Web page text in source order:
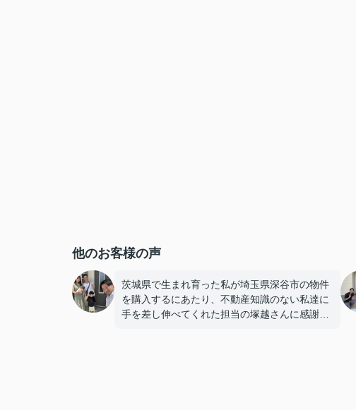
他のお客様の声
茨城県で生まれ育った私が埼玉県深谷市の物件
を購入するにあたり、不動産知識のない私達に
手を差し伸べてくれた担当の塚越さんに感謝の